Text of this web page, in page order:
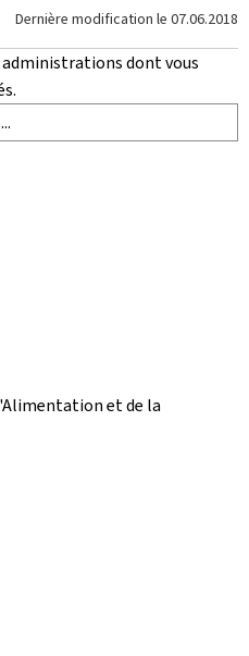
Dernière modification le 07.06.2018
dont vous
et de la